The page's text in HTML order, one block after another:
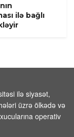
ilə bağlı
bildirmə və
ilə siyasət,
üzrə ölkədə və
operativ